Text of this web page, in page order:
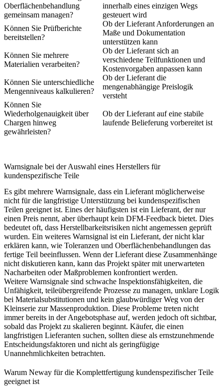
Oberflächenbehandlung
gemeinsam managen?
innerhalb eines einzigen Wegs
gesteuert wird
Können Sie Prüfberichte
bereitstellen?
Ob der Lieferant Anforderungen an
Maße und Dokumentation
unterstützen kann
Können Sie mehrere
Materialien verarbeiten?
Ob der Lieferant sich an
verschiedene Teilfunktionen und
Kostenvorgaben anpassen kann
Können Sie unterschiedliche
Mengenniveaus kalkulieren?
Ob der Lieferant die
mengenabhängige Preislogik
versteht
Können Sie
Wiederholgenauigkeit über
Chargen hinweg
gewährleisten?
Ob der Lieferant auf eine stabile
laufende Belieferung vorbereitet ist
Warnsignale bei der Auswahl eines Herstellers für
kundenspezifische Teile
Es gibt mehrere Warnsignale, dass ein Lieferant möglicherweise
nicht für die langfristige Unterstützung bei kundenspezifischen
Teilen geeignet ist. Eines der häufigsten ist ein Lieferant, der nur
einen Preis nennt, aber überhaupt kein DFM-Feedback bietet. Dies
bedeutet oft, dass Herstellbarkeitsrisiken nicht angemessen geprüft
wurden. Ein weiteres Warnsignal ist ein Lieferant, der nicht klar
erklären kann, wie Toleranzen und Oberflächenbehandlungen das
fertige Teil beeinflussen. Wenn der Lieferant diese Zusammenhänge
nicht diskutieren kann, kann das Projekt später mit unerwarteten
Nacharbeiten oder Maßproblemen konfrontiert werden.
Weitere Warnsignale sind schwache Inspektionsfähigkeiten, die
Unfähigkeit, teileübergreifende Prozesse zu managen, unklare Logik
bei Materialsubstitutionen und kein glaubwürdiger Weg von der
Kleinserie zur Massenproduktion. Diese Probleme treten nicht
immer bereits in der Angebotsphase auf, werden jedoch oft sichtbar,
sobald das Projekt zu skalieren beginnt. Käufer, die einen
langfristigen Lieferanten suchen, sollten diese als ernstzunehmende
Entscheidungsfaktoren und nicht als geringfügige
Unannehmlichkeiten betrachten.
Warum Neway für die Komplettfertigung kundenspezifischer Teile
geeignet ist